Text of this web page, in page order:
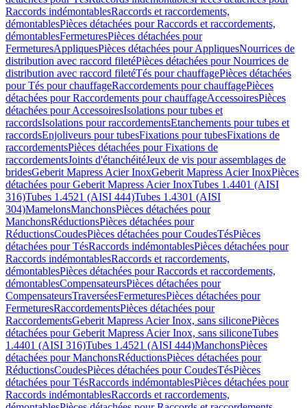
Raccords indémontablesRaccords et raccordements,
démontablesPièces détachées pour Raccords et raccordements,
démontablesFermeturesPièces détachées pour
FermeturesAppliquesPièces détachées pour AppliquesNourrices de
distribution avec raccord filetéPièces détachées pour Nourrices de
distribution avec raccord filetéTés pour chauffagePièces détachées
pour Tés pour chauffageRaccordements pour chauffagePièces
détachées pour Raccordements pour chauffageAccessoiresPièces
détachées pour AccessoiresIsolations pour tubes et
raccordsIsolations pour raccordementsEtanchements pour tubes et
raccordsEnjoliveurs pour tubesFixations pour tubesFixations de
raccordementsPièces détachées pour Fixations de
raccordementsJoints d'étanchéitéJeux de vis pour assemblages de
bridesGeberit Mapress Acier InoxGeberit Mapress Acier InoxPièces
détachées pour Geberit Mapress Acier InoxTubes 1.4401 (AISI
316)Tubes 1.4521 (AISI 444)Tubes 1.4301 (AISI
304)MamelonsManchonsPièces détachées pour
ManchonsRéductionsPièces détachées pour
RéductionsCoudesPièces détachées pour CoudesTésPièces
détachées pour TésRaccords indémontablesPièces détachées pour
Raccords indémontablesRaccords et raccordements,
démontablesPièces détachées pour Raccords et raccordements,
démontablesCompensateursPièces détachées pour
CompensateursTraverséesFermeturesPièces détachées pour
FermeturesRaccordementsPièces détachées pour
RaccordementsGeberit Mapress Acier Inox, sans siliconePièces
détachées pour Geberit Mapress Acier Inox, sans siliconeTubes
1.4401 (AISI 316)Tubes 1.4521 (AISI 444)ManchonsPièces
détachées pour ManchonsRéductionsPièces détachées pour
RéductionsCoudesPièces détachées pour CoudesTésPièces
détachées pour TésRaccords indémontablesPièces détachées pour
Raccords indémontablesRaccords et raccordements,